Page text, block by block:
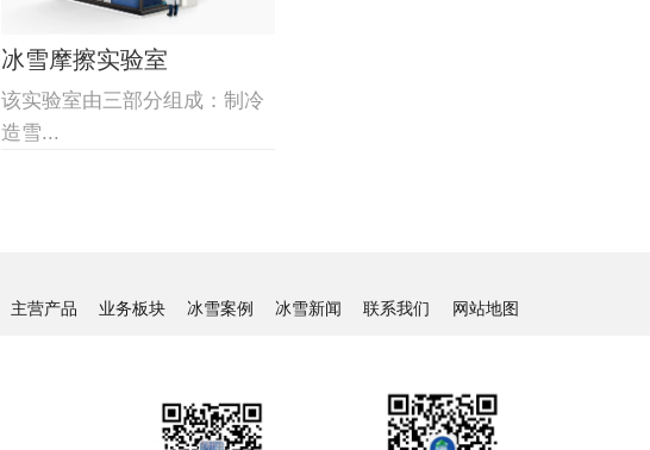
冰雪摩擦实验室
该实验室由三部分组成：制冷
造雪...
主营产品 业务板块 冰雪案例 冰雪新闻 联系我们 网站地图